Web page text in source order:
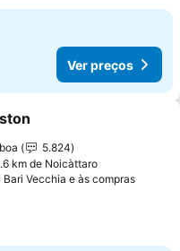
Ver preços
aos favoritos
5.824
km de Noicàttaro
Bari Vecchia e às compras